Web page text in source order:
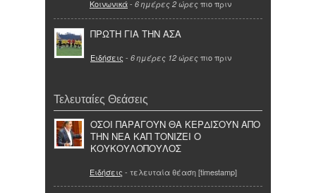
Κοινωνικά- 6 ημέρες 2 ώρες πιο πριν
ΠΡΩΤΗ ΓΙΑ ΤΗΝ ΑΣΑ
Ειδήσεις - 6 ημέρες 12 ώρες πιο πριν
Τελευταίες Θεάσεις
ΟΣΟΙ ΠΑΡΑΓΟΥΝ ΘΑ ΚΕΡΔΙΣΟΥΝ ΑΠΟ
ΤΗΝ ΝΕΑ ΚΑΠ ΤΟΝΙΖΕΙ Ο
ΚΟΥΚΟΥΛΟΠΟΥΛΟΣ
Ειδήσεις - τελευταία θέαση [timestamp]